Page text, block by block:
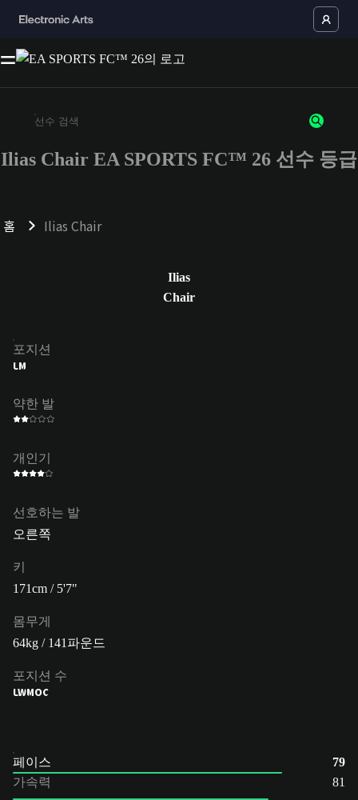
최소 3자 이상의 문자 또는 숫자를 입력하세요
Ilias Chair EA SPORTS FC™ 26 선수 등급
홈 Ilias Chair
Ilias
Chair
포지션
LM
약한 발
개인기
선호하는 발
오른쪽
키
171cm / 5'7"
몸무게
64kg / 141파운드
포지션 수
LWMOC
페이스
79
가속력
81